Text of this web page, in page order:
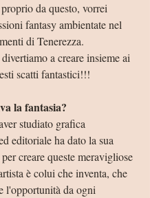
da questo, vorrei
fantasy ambientate nel
di Tenerezza.
a creare insieme ai
scatti fantastici!!!
la fantasia?
studiato grafica
editoriale ha dato la sua
creare queste meravigliose
è colui che inventa, che
l'opportunità da ogni